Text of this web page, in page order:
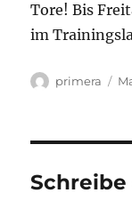
Tore! Bis
im
Autor
primera